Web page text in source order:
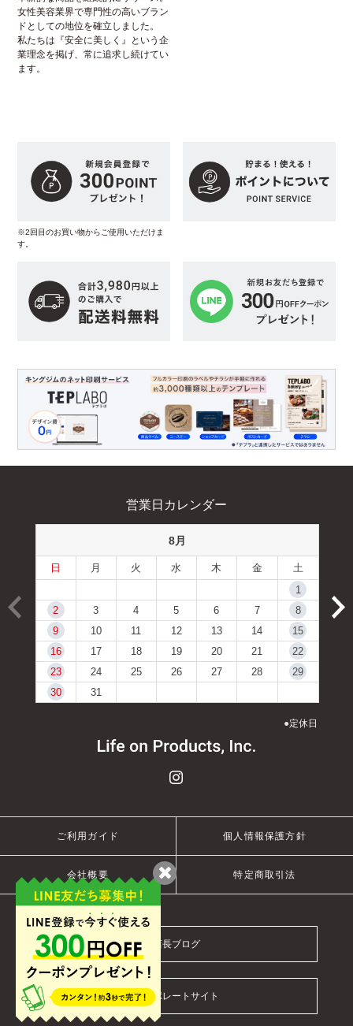
女性美容業界で専門性の高いブラン
ドとしての地位を確立しました。
私たちは『安全に美しく』という企
業理念を掲げ、常に追求し続けてい
ます。
※2回目のお買い物からご使用いただけま
す。
営業日カレンダー
8月
日 月 火 水 木 金
土
1
2
3 4 5 6 7
8
9
10 11 12 13 14
15
16
17 18 19 20 21
22
23
24 25 26 27 28
29
30
31
●定休日
ご利用ガイド 個人情報保護方針
会社概要 特定商取引法
店長ブログ
コーポレートサイト